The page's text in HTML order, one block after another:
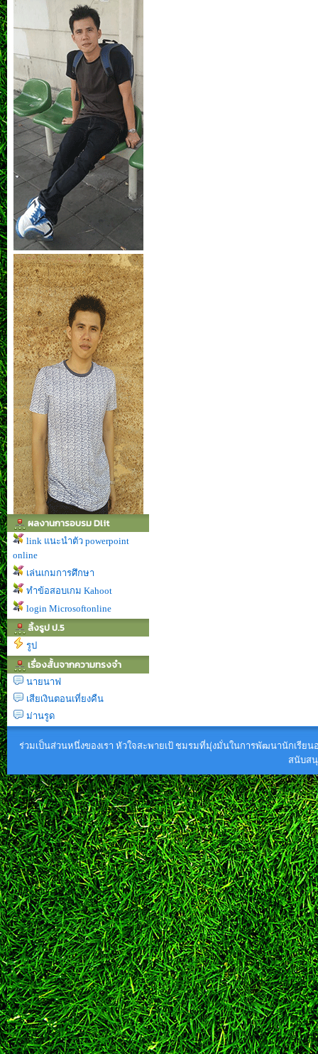
ผลงานการอบรม Dlit
link แนะนำตัว powerpoint
online
เล่นเกมการศึกษา
ทำข้อสอบเกม Kahoot
login Microsoftonline
ลิ้งรูป ป.5
รูป
เรื่องสั้นจากความทรงจำ
นายนาฟ
เสียเงินตอนเที่ยงคืน
ม่านรูด
ร่วมเป็นส่วนหนึ่งของเรา หัวใจสะพายเป้ ชมรมที่มุ่งมั่นในการพัฒนานักเรี
สนับส